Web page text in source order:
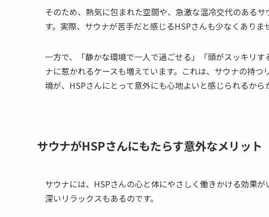
そのため、熱気に包まれた空間や、急激な温冷交代のある
す。実際、サウナが苦手だと感じるHSPさんも少なくありま
一方で、「静かな環境で一人で過ごせる」「頭がスッキリ
ナに惹かれるケースも増えています。これは、サウナの持
境が、HSPさんにとって意外にも心地よいと感じられるから
サウナがHSPさんにもたらす意外なメリット
サウナには、HSPさんの心と体にやさしく働きかける効果
深いリラックスもあるのです。